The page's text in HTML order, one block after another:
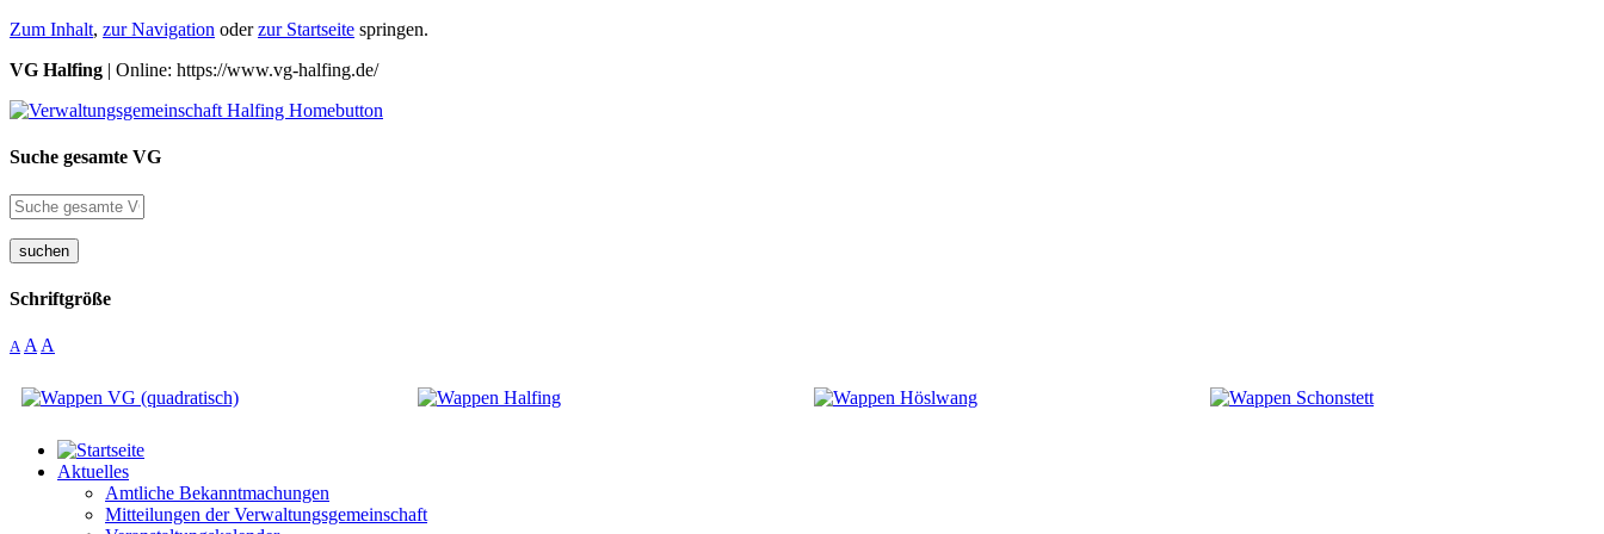
Zum Inhalt, zur Navigation oderzur Startseite springen.
VG Halfing | Online: https://www.vg-halfing.de/
Suche gesamte VG
suchen
Schriftgröße
A A A
Aktuelles
Amtliche Bekanntmachungen
Mitteilungen der Verwaltungsgemeinschaft